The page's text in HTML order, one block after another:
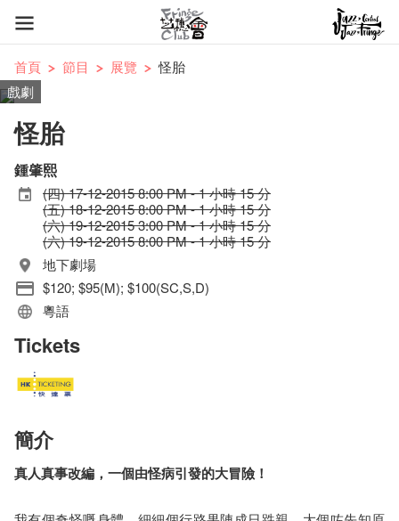
首頁 節目 展覽
怪胎
戲劇
怪胎
鍾肇熙
(四) 17-12-2015 8:00 PM - 1 小時 15 分
(五) 18-12-2015 8:00 PM - 1 小時 15 分
(六) 19-12-2015 3:00 PM - 1 小時 15 分
(六) 19-12-2015 8:00 PM - 1 小時 15 分
地下劇場
$120; $95(M); $100(SC,S,D)
粵語
Tickets
簡介
真人真事改編，一個由怪病引發的大冒險！